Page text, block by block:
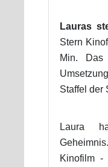
Lauras
Stern
Min.
Staffel der
Laura
Kinofilm -